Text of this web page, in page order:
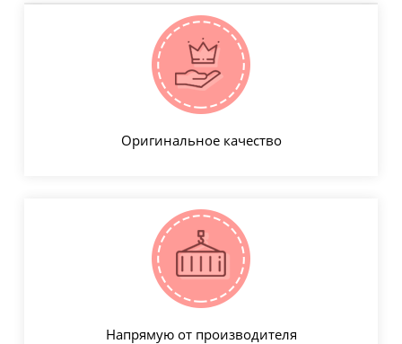
Оригинальное качество
Напрямую от производителя